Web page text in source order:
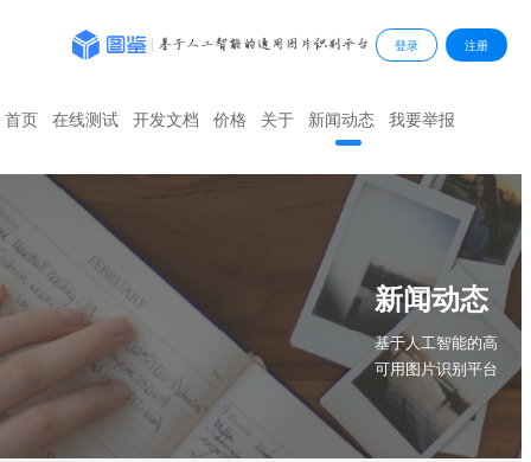
首页 在线测试 开发文档 价格 关于 新闻动态 我要举报
登录 注册
新闻动态
基于人工智能的高
可用图片识别平台